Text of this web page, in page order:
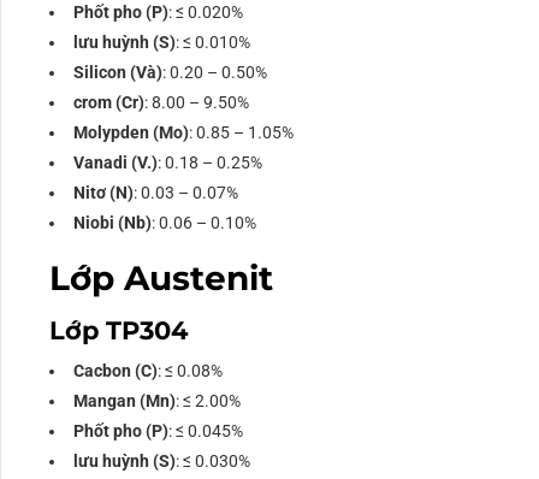
Phốt pho (P): ≤ 0.020%
lưu huỳnh (S): ≤ 0.010%
Silicon (Và): 0.20 – 0.50%
crom (Cr): 8.00 – 9.50%
Molypden (Mo): 0.85 – 1.05%
Vanadi (V.): 0.18 – 0.25%
Nitơ (N): 0.03 – 0.07%
Niobi (Nb): 0.06 – 0.10%
Lớp Austenit
Lớp TP304
Cacbon (C): ≤ 0.08%
Mangan (Mn): ≤ 2.00%
Phốt pho (P): ≤ 0.045%
lưu huỳnh (S): ≤ 0.030%